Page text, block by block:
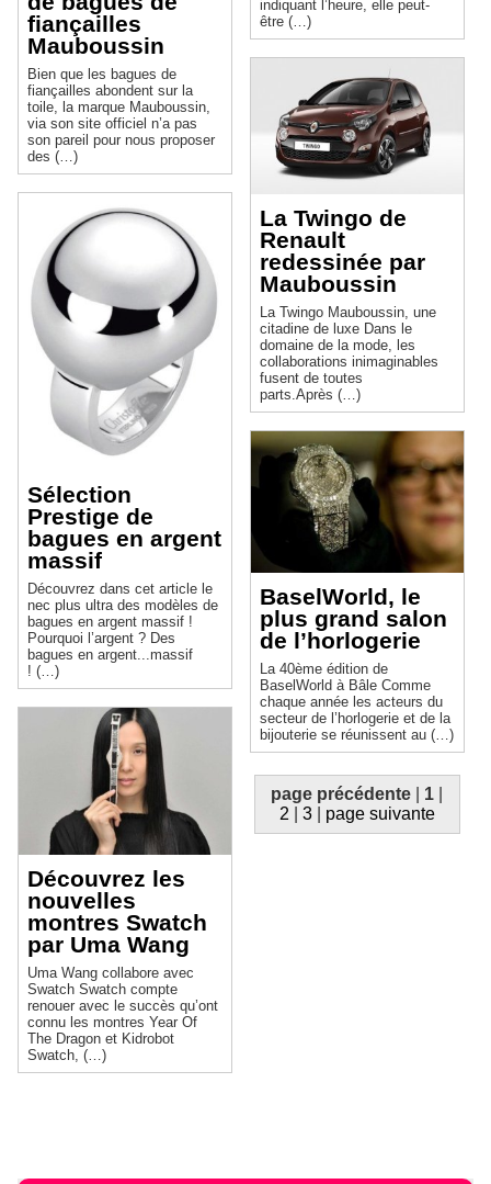
fiançailles
Mauboussin
Bien que les bagues de
fiançailles abondent sur la
toile, la marque Mauboussin,
via son site officiel n’a pas
son pareil pour nous proposer
des (…)
Sélection
Prestige de
bagues en argent
massif
Découvrez dans cet article le
nec plus ultra des modèles de
bagues en argent massif !
Pourquoi l’argent ? Des
bagues en argent...massif
! (…)
Découvrez les
nouvelles
montres Swatch
par Uma Wang
Uma Wang collabore avec
Swatch Swatch compte
renouer avec le succès qu’ont
connu les montres Year Of
The Dragon et Kidrobot
Swatch, (…)
indiquant l’heure, elle peut-
être (…)
La Twingo de
Renault
redessinée par
Mauboussin
La Twingo Mauboussin, une
citadine de luxe Dans le
domaine de la mode, les
collaborations inimaginables
fusent de toutes
parts.Après (…)
BaselWorld, le
plus grand salon
de l’horlogerie
La 40ème édition de
BaselWorld à Bâle Comme
chaque année les acteurs du
secteur de l’horlogerie et de la
bijouterie se réunissent au (…)
page précédente 1
2
3| page suivante